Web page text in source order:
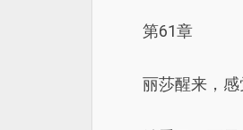
第61章
丽莎醒来，感